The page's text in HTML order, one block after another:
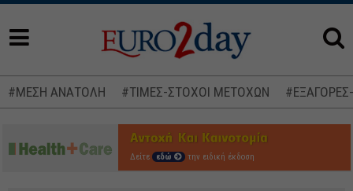
#ΜΕΣΗ ΑΝΑΤΟΛΗ #ΤΙΜΕΣ-ΣΤΟΧΟΙ ΜΕΤΟΧΩΝ
Δείτε εδώ την ειδική έκδοση